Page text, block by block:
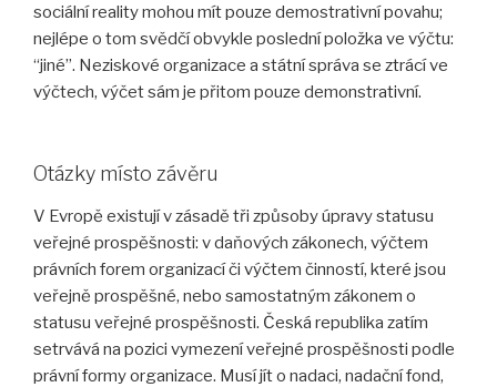
sociální reality mohou mít pouze demostrativní povahu;
nejlépe o tom svědčí obvykle poslední položka ve výčtu:
“jiné”. Neziskové organizace a státní správa se ztrácí ve
výčtech, výčet sám je přitom pouze demonstrativní.
Otázky místo závěru
V Evropě existují v zásadě tři způsoby úpravy statusu
veřejné prospěšnosti: v daňových zákonech, výčtem
právních forem organizací či výčtem činností, které jsou
veřejně prospěšné, nebo samostatným zákonem o
statusu veřejné prospěšnosti. Česká republika zatím
setrvává na pozici vymezení veřejné prospěšnosti podle
právní formy organizace. Musí jít o nadaci, nadační fond,